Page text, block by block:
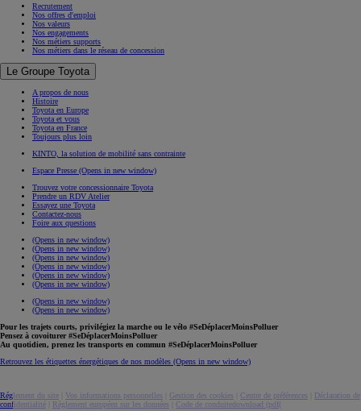
Recrutement
Nos offres d'emploi
Nos valeurs
Nos engagements
Nos métiers supports
Nos métiers dans le réseau de concession
Le Groupe Toyota
A propos de nous
Histoire
Toyota en Europe
Toyota et vous
Toyota en France
Toujours plus loin
KINTO, la solution de mobilité sans contrainte
Espace Presse (Opens in new window)
Trouvez votre concessionnaire Toyota
Prendre un RDV Atelier
Essayez une Toyota
Contactez-nous
Foire aux questions
(Opens in new window)
(Opens in new window)
(Opens in new window)
(Opens in new window)
(Opens in new window)
(Opens in new window)
(Opens in new window)
(Opens in new window)
Pour les trajets courts, privilégiez la marche ou le vélo #SeDéplacerMoinsPolluer
Pensez à covoiturer #SeDéplacerMoinsPolluer
Au quotidien, prenez les transports en commun #SeDéplacerMoinsPolluer
Retrouvez les étiquettes énergétiques de nos modèles (Opens in new window)
Réglement du site Vos informations personnelles Gestion des cookies Centre de préférences
Déclaration de
confidentialité
Règlement européen sur les données Code de conduitedownload (pdf(